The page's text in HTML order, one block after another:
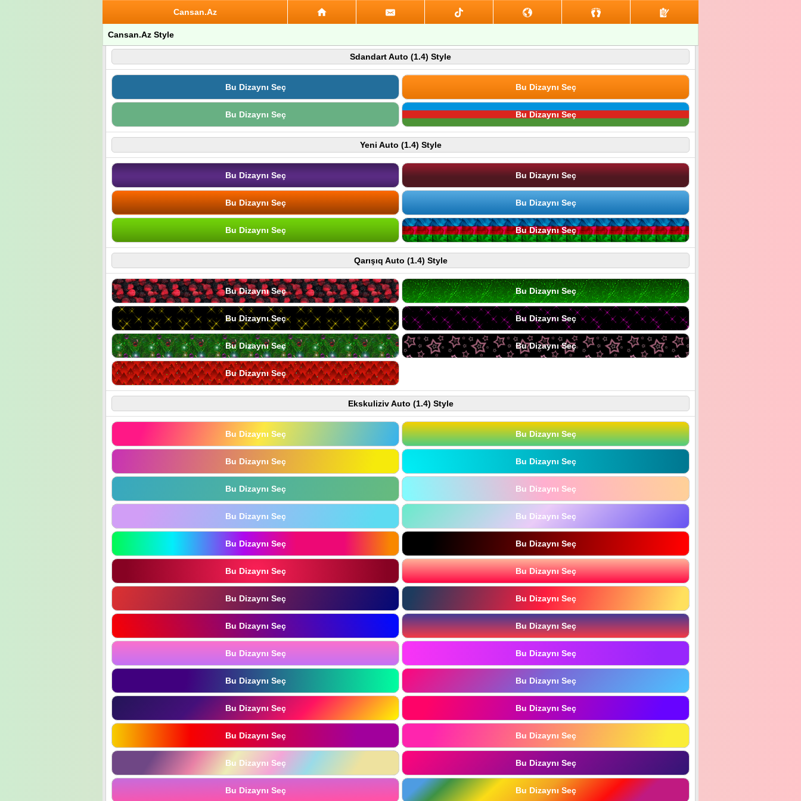
Cansan.Az
Cansan.Az Style
Sdandart Auto (1.4) Style
Bu Dizaynı Seç Bu Dizaynı Seç
Bu Dizaynı Seç Bu Dizaynı Seç
Yeni Auto (1.4) Style
Bu Dizaynı Seç Bu Dizaynı Seç
Bu Dizaynı Seç Bu Dizaynı Seç
Bu Dizaynı Seç Bu Dizaynı Seç
Qarışıq Auto (1.4) Style
Bu Dizaynı Seç Bu Dizaynı Seç
Bu Dizaynı Seç Bu Dizaynı Seç
Bu Dizaynı Seç Bu Dizaynı Seç
Bu Dizaynı Seç
Ekskuliziv Auto (1.4) Style
Bu Dizaynı Seç Bu Dizaynı Seç
Bu Dizaynı Seç Bu Dizaynı Seç
Bu Dizaynı Seç Bu Dizaynı Seç
Bu Dizaynı Seç Bu Dizaynı Seç
Bu Dizaynı Seç Bu Dizaynı Seç
Bu Dizaynı Seç Bu Dizaynı Seç
Bu Dizaynı Seç Bu Dizaynı Seç
Bu Dizaynı Seç Bu Dizaynı Seç
Bu Dizaynı Seç Bu Dizaynı Seç
Bu Dizaynı Seç Bu Dizaynı Seç
Bu Dizaynı Seç Bu Dizaynı Seç
Bu Dizaynı Seç Bu Dizaynı Seç
Bu Dizaynı Seç Bu Dizaynı Seç
Bu Dizaynı Seç Bu Dizaynı Seç